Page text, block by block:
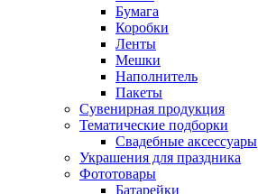
Бумага
Коробки
Ленты
Мешки
Наполнитель
Пакеты
Сувенирная продукция
Тематические подборки
Свадебные аксессуары
Украшения для праздника
Фототовары
Батарейки